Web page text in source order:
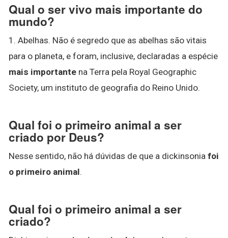
Qual o ser vivo mais importante do
mundo?
1. Abelhas. Não é segredo que as abelhas são vitais
para o planeta, e foram, inclusive, declaradas a espécie
mais importante na Terra pela Royal Geographic
Society, um instituto de geografia do Reino Unido.
Qual foi o primeiro animal a ser
criado por Deus?
Nesse sentido, não há dúvidas de que a dickinsonia foi
o primeiro animal.
Qual foi o primeiro animal a ser
criado?